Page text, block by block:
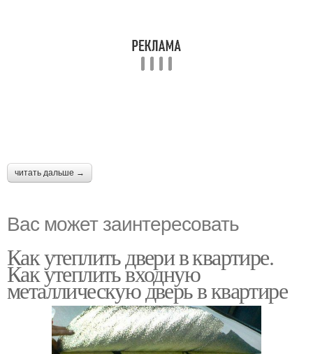
читать дальше →
Вас может заинтересовать
Как утеплить двери в квартире.
Как утеплить входную
металлическую дверь в квартире